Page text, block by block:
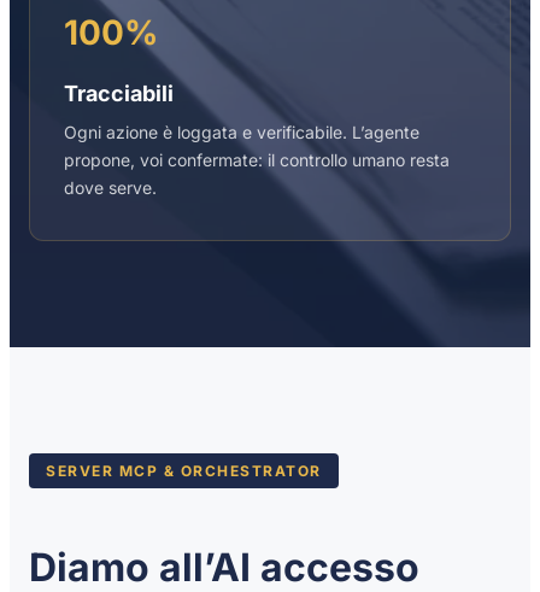
100%
Tracciabili
Ogni azione è loggata e verificabile. L’agente
propone, voi confermate: il controllo umano resta
dove serve.
SERVER MCP & ORCHESTRATOR
Diamo all’AI accesso